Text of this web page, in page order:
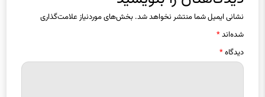
نشانی ایمیل شما منتشر نخواهد شد. بخش‌های موردنیاز علامت‌گذاری
شده‌اند*
دیدگاه*